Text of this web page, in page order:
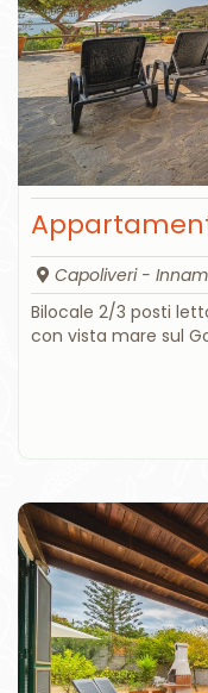
Capoliveri -
Bilocale 2/3 posti
con vista mare sul